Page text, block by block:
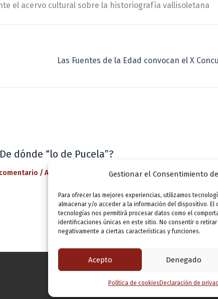
Gestionar el Consentimiento
Para ofrecer las mejores experiencias, utilizamos
almacenar y/o acceder a la información del dispositivo. El
tecnologías nos permitirá procesar datos como el
identificaciones únicas en este sitio. No consentir o
negativamente a ciertas características y funciones.
Acepto Denegado
Política de cookies Declaración de
el acervo cultural sobre la historiografía vallisoletana
dónde “lo de Pucela”?
/ Actualidad VLLensutinta